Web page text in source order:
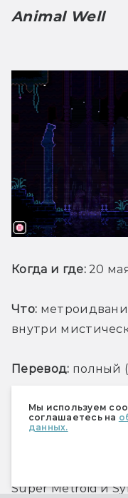
Мы используем
соглашаетесь на
данных.
Animal Well
Когда и где: 20
Что:
внутри
Перевод: полный
Помните, как в
писали, что
Super Metroid и